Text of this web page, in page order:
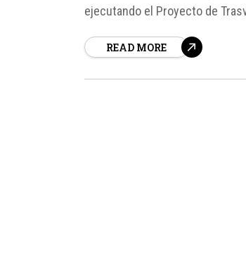
ejecutando el Proyecto de
READ MORE